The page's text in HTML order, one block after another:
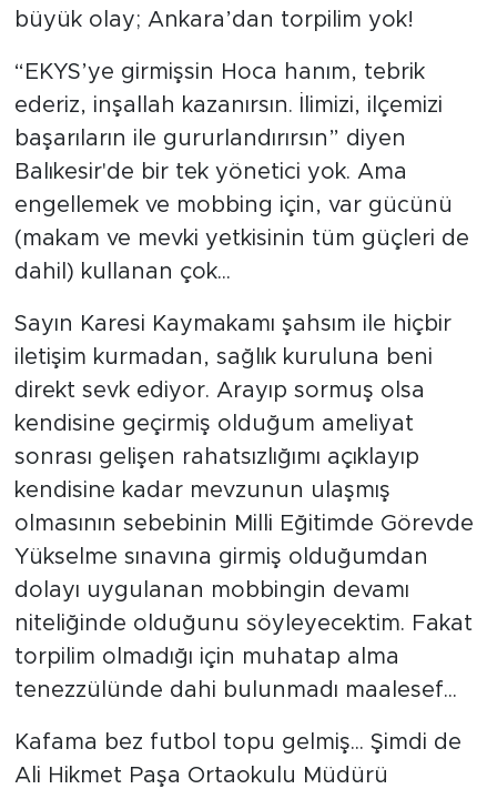
büyük olay; Ankara’dan torpilim yok!
“EKYS’ye girmişsin Hoca hanım, tebrik
ederiz, inşallah kazanırsın. İlimizi, ilçemizi
başarıların ile gururlandırırsın” diyen
Balıkesir'de bir tek yönetici yok. Ama
engellemek ve mobbing için, var gücünü
(makam ve mevki yetkisinin tüm güçleri de
dahil) kullanan çok...
Sayın Karesi Kaymakamı şahsım ile hiçbir
iletişim kurmadan, sağlık kuruluna beni
direkt sevk ediyor. Arayıp sormuş olsa
kendisine geçirmiş olduğum ameliyat
sonrası gelişen rahatsızlığımı açıklayıp
kendisine kadar mevzunun ulaşmış
olmasının sebebinin Milli Eğitimde Görevde
Yükselme sınavına girmiş olduğumdan
dolayı uygulanan mobbingin devamı
niteliğinde olduğunu söyleyecektim. Fakat
torpilim olmadığı için muhatap alma
tenezzülünde dahi bulunmadı maalesef...
Kafama bez futbol topu gelmiş... Şimdi de
Ali Hikmet Paşa Ortaokulu Müdürü